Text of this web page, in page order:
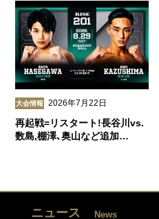
大会情報 2026年7月22日
再起戦=リスタート!長谷川vs.
数島,棚澤､奥山など追加…
ニュース News